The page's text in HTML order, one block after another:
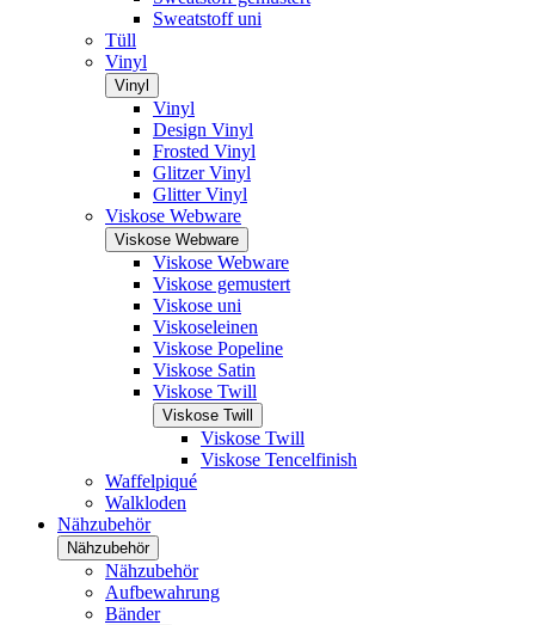
Sweatstoff uni
Tüll
Vinyl
Vinyl
Vinyl
Design Vinyl
Frosted Vinyl
Glitzer Vinyl
Glitter Vinyl
Viskose Webware
Viskose Webware
Viskose Webware
Viskose gemustert
Viskose uni
Viskoseleinen
Viskose Popeline
Viskose Satin
Viskose Twill
Viskose Twill
Viskose Twill
Viskose Tencelfinish
Waffelpiqué
Walkloden
Nähzubehör
Nähzubehör
Nähzubehör
Aufbewahrung
Bänder